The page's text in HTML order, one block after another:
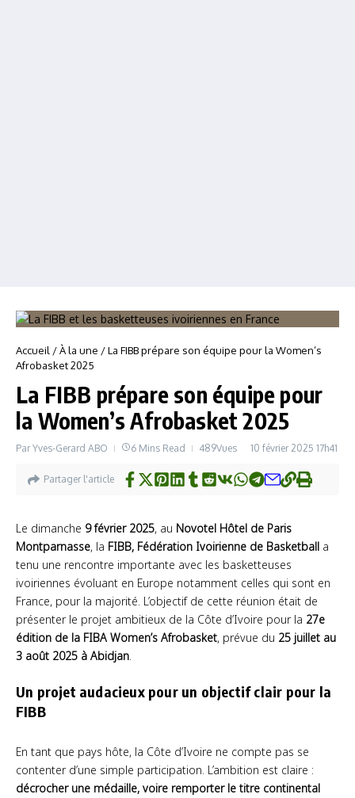
Accueil /À la une /La FIBB prépare son équipe pour la Women’s
Afrobasket 2025
La FIBB prépare son équipe pour
la Women’s Afrobasket 2025
ParYves-Gerard ABO 6 Mins Read 489Vues 10 février 2025 17h41
Partager l'article
Le dimanche 9 février 2025, au Novotel Hôtel de Paris
Montparnasse, la FIBB, Fédération Ivoirienne de Basketball a
tenu une rencontre importante avec les basketteuses
ivoiriennes évoluant en Europe notamment celles qui sont en
France, pour la majorité. L’objectif de cette réunion était de
présenter le projet ambitieux de la Côte d’Ivoire pour la 27e
édition de la FIBA Women’s Afrobasket, prévue du 25 juillet au
3 août 2025 à Abidjan.
Un projet audacieux pour un objectif clair pour la
FIBB
En tant que pays hôte, la Côte d’Ivoire ne compte pas se
contenter d’une simple participation. L’ambition est claire :
décrocher une médaille, voire remporter le titre continental